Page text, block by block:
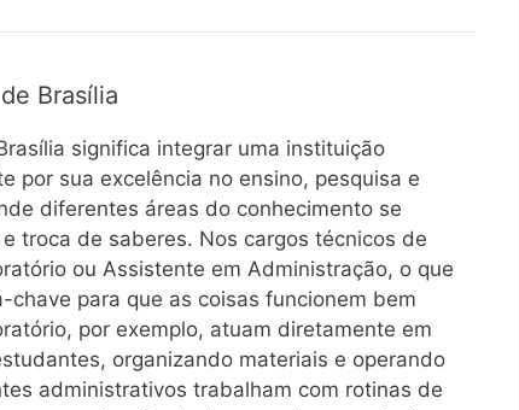
Brasília
significa integrar uma instituição
por sua excelência no ensino, pesquisa e
diferentes áreas do conhecimento se
troca de saberes. Nos cargos técnicos de
ou Assistente em Administração, o que
para que as coisas funcionem bem
por exemplo, atuam diretamente em
organizando materiais e operando
administrativos trabalham com rotinas de